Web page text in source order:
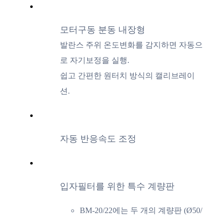
모터구동 분동 내장형
발란스 주위 온도변화를 감지하면 자동으
로 자기보정을 실행.
쉽고 간편한 원터치 방식의 캘리브레이
션.
자동 반응속도 조정
입자필터를 위한 특수 계량판
BM-20/22에는 두 개의 계량판 (Ø50/